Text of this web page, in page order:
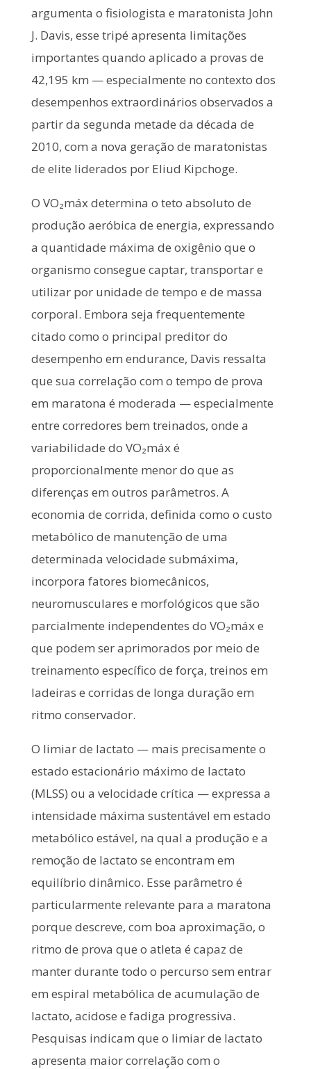
argumenta o fisiologista e maratonista John
J. Davis, esse tripé apresenta limitações
importantes quando aplicado a provas de
42,195 km — especialmente no contexto dos
desempenhos extraordinários observados a
partir da segunda metade da década de
2010, com a nova geração de maratonistas
de elite liderados por Eliud Kipchoge.
O VO₂máx determina o teto absoluto de
produção aeróbica de energia, expressando
a quantidade máxima de oxigênio que o
organismo consegue captar, transportar e
utilizar por unidade de tempo e de massa
corporal. Embora seja frequentemente
citado como o principal preditor do
desempenho em endurance, Davis ressalta
que sua correlação com o tempo de prova
em maratona é moderada — especialmente
entre corredores bem treinados, onde a
variabilidade do VO₂máx é
proporcionalmente menor do que as
diferenças em outros parâmetros. A
economia de corrida, definida como o custo
metabólico de manutenção de uma
determinada velocidade submáxima,
incorpora fatores biomecânicos,
neuromusculares e morfológicos que são
parcialmente independentes do VO₂máx e
que podem ser aprimorados por meio de
treinamento específico de força, treinos em
ladeiras e corridas de longa duração em
ritmo conservador.
O limiar de lactato — mais precisamente o
estado estacionário máximo de lactato
(MLSS) ou a velocidade crítica — expressa a
intensidade máxima sustentável em estado
metabólico estável, na qual a produção e a
remoção de lactato se encontram em
equilíbrio dinâmico. Esse parâmetro é
particularmente relevante para a maratona
porque descreve, com boa aproximação, o
ritmo de prova que o atleta é capaz de
manter durante todo o percurso sem entrar
em espiral metabólica de acumulação de
lactato, acidose e fadiga progressiva.
Pesquisas indicam que o limiar de lactato
apresenta maior correlação com o